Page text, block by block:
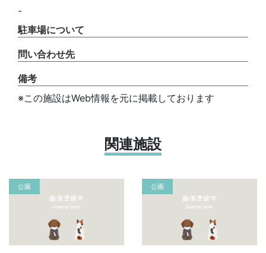
-
駐車場について
問い合わせ先
備考
※この施設はWeb情報を元に掲載しております
関連施設
公園 公園